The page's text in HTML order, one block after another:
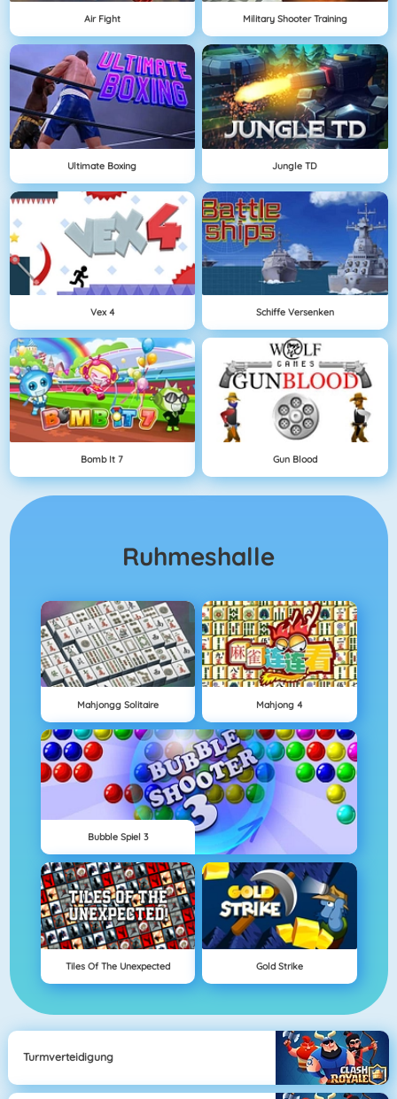
Air Fight Military Shooter Training
Ultimate Boxing Jungle TD
Vex 4 Schiffe Versenken
Bomb It 7 Gun Blood
Ruhmeshalle
Mahjongg Solitaire Mahjong 4
Bubble Spiel 3
Tiles Of The Unexpected Gold Strike
Turmverteidigung